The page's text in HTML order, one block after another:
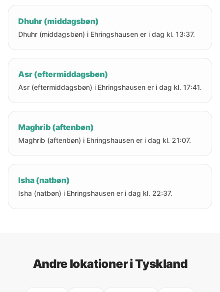
Dhuhr (middagsbøn)
Dhuhr (middagsbøn) i Ehringshausen er i dag kl. 13:37.
Asr (eftermiddagsbøn)
Asr (eftermiddagsbøn) i Ehringshausen er i dag kl. 17:41.
Maghrib (aftenbøn)
Maghrib (aftenbøn) i Ehringshausen er i dag kl. 21:07.
Isha (natbøn)
Isha (natbøn) i Ehringshausen er i dag kl. 22:37.
Andre lokationer i Tyskland